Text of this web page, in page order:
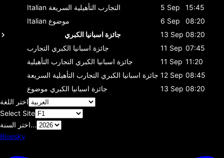
Italian التجارب التأهيلية السريعة 5 Sep
15:45
Italian موضوع 6 Sep
08:20
جائزة اسبانيا الكبري
13 Sep 08:20
جائزة اسبانيا الكبري التجارب 11 Sep 07:45
جائزة اسبانيا الكبري التجارب التأهيلية 11 Sep 11:20
جائزة اسبانيا الكبري التجارب التأهيلية السريعة 12 Sep 08:45
جائزة اسبانيا الكبري موضوع 13 Sep 08:20
اختر اللغة
Select Site
اختر السنة...
Bluesky